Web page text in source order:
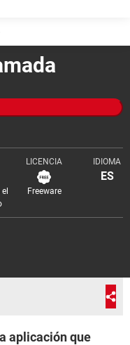
LICENCIA
Freeware
IDIOMA
ES
aplicación que